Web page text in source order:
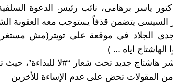
ياسر برهامى، نائب رئيس الدعوة
السيسى يتضمن قذفاً يستوجب معه العقوبة
الجلاد في موقعة على تويتر(مش
الهاشتاج اياه ... )
هاشتاج جديد تحت شعار “#لا للبذاءة”، حيث
من المقولات تحض على عدم الإساءة للأخرين